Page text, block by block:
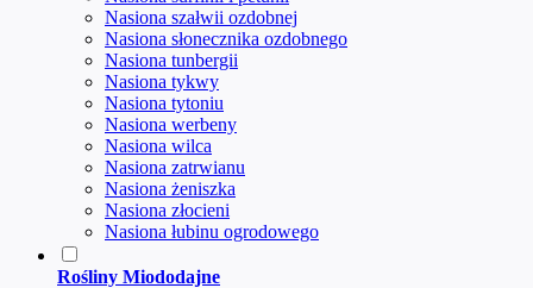
Nasiona szałwii ozdobnej
Nasiona słonecznika ozdobnego
Nasiona tunbergii
Nasiona tykwy
Nasiona tytoniu
Nasiona werbeny
Nasiona wilca
Nasiona zatrwianu
Nasiona żeniszka
Nasiona złocieni
Nasiona łubinu ogrodowego
Rośliny Miododajne